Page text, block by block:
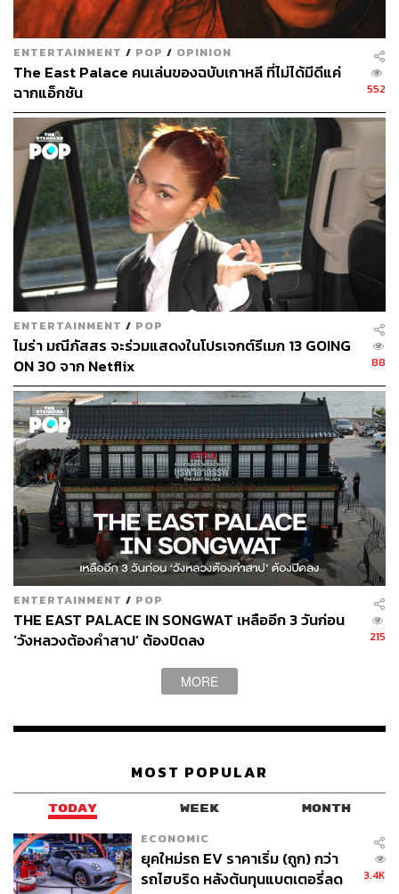
ไปทั้งฮอลล์
“ผมอยากจะขอเปิดตัวYG FSOกับทุกท่าน เพราะเป็นผลงาน
ที่ผมภาคภูมิใจ มันเกิดขึ้นจากบริษัท YG ทั้งที่เรากำลังอยู่ใน
ภาวะวิกฤตจากการที่ BIGBANG เข้ากรมกันไปเกือบหมด
รวมถึงข่าวฉาวต่างๆ ที่เกิดขึ้น นั่นทำให้ประธานยางมอบ
หน้าที่สำคัญให้ผม และนี่เป็นโอกาสที่ผมอยากขอบคุณท่าน
ประธานยางอีกครั้ง
“ที่ผมยอมรับตำแหน่งก็เพราะผมรัก YG ชีวิตของผมอยู่ที่นี่มา
ตลอด สมาชิกทุกคนของ BIGBANG ก็ทุ่มเททำงานเต็มที่
ท่านประธานยางเป็นเหมือนพ่ออีกคนของผม ถ้าท่านไม่
พยายามกับพวกเราอย่างหนัก ก็คงไม่มีผมมายืนพูดอยู่บนเวที
อย่างในวันนี้
“ประธานยางเคยบอกผมว่า ไม่ต้องเก่งหลายอย่าง เก่งอย่าง
เดียวก็พอแล้ว จุดเด่นของผมคือความพยายาม ความตั้งใจ
และความกระตือรือร้น ซิตคอมเรื่องนี้เป็นอีกหนึ่งจุดเปลี่ยนที่
สำคัญ ผมทุ่มเททำทุกอย่าง รับรองว่าสนุกและตลกแน่นอน”
ENTERTAINMENT / POP / OPINION
The East Palace คนเล่นของฉบับเกาหลี ที่ไม่ได้มีดีแค่
ฉากแอ็กชัน
552
ENTERTAINMENT / POP
ไมร่า มณีภัสสร จะร่วมแสดงในโปรเจกต์รีเมก 13 GOING
ON 30 จาก Netflix
88
ENTERTAINMENT / POP
THE EAST PALACE IN SONGWAT เหลืออีก 3 วันก่อน
‘วังหลวงต้องคำสาป’ ต้องปิดลง
215
MORE
MOST POPULAR
TODAY WEEK MONTH
ECONOMIC
ยุคใหม่รถ EV ราคาเริ่ม (ถูก) กว่า
รถไฮบริด หลังต้นทุนแบตเตอรี่ลด
3.4K